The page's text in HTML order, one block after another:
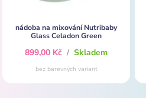
nádoba na mixování Nutribaby
Glass Celadon Green
899,00 Kč / Skladem
bez barevných variant